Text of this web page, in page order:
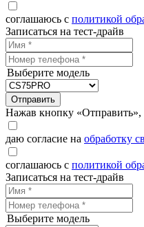
соглашаюсь с политикой
Записаться на тест-драйв
Выберите модель
Отправить
Нажав кнопку «Отправить»,
даю согласие на обработку
соглашаюсь с политикой
Записаться на тест-драйв
Выберите модель